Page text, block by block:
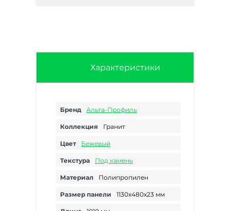
Характеристики
Бренд Альта-Профиль
Коллекция Гранит
Цвет Бежевый
Текстура Под камень
Материал Полипропилен
Размер панели 1130х480х23 мм